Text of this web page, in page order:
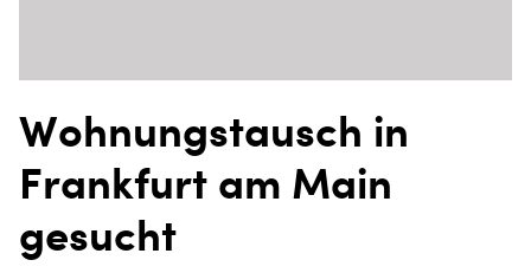
Wohnungstausch in
Frankfurt am Main
gesucht